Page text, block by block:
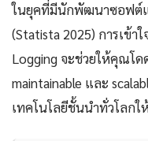
ในยุคที่มีนักพัฒนาซอฟต์แ
(Statista 2025) การเข้า
Logging จะช่วยให้คุณโ
maintainable และ
เทคโนโลยีชั้นนำทั่วโลก